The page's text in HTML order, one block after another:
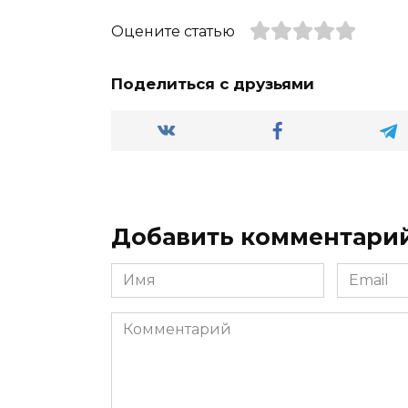
Оцените статью
Поделиться с друзьями
Добавить
Имя
*
Email
*
Комментарий